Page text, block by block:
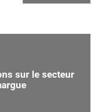
sur le secteur